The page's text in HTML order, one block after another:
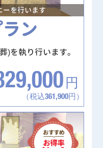
ーを行います
ン
)を執り行います。
円
（税込361,900円）